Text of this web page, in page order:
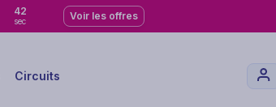
40
sec Voir les offres
Circuits